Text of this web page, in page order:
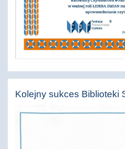
Kolejny sukces Biblioteki